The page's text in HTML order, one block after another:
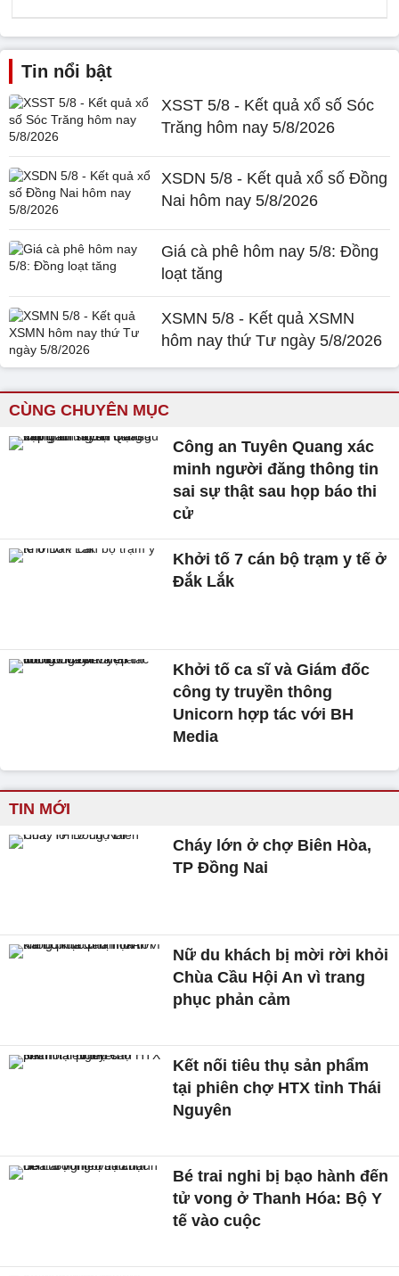
Tin nổi bật
XSST 5/8 - Kết quả xổ số Sóc
Trăng hôm nay 5/8/2026
XSDN 5/8 - Kết quả xổ số Đồng
Nai hôm nay 5/8/2026
Giá cà phê hôm nay 5/8: Đồng
loạt tăng
XSMN 5/8 - Kết quả XSMN
hôm nay thứ Tư ngày 5/8/2026
CÙNG CHUYÊN MỤC
Công an Tuyên Quang xác
minh người đăng thông tin
sai sự thật sau họp báo thi
cử
Khởi tố 7 cán bộ trạm y tế ở
Đắk Lắk
Khởi tố ca sĩ và Giám đốc
công ty truyền thông
Unicorn hợp tác với BH
Media
TIN MỚI
Cháy lớn ở chợ Biên Hòa,
TP Đồng Nai
Nữ du khách bị mời rời khỏi
Chùa Cầu Hội An vì trang
phục phản cảm
Kết nối tiêu thụ sản phẩm
tại phiên chợ HTX tỉnh Thái
Nguyên
Bé trai nghi bị bạo hành đến
tử vong ở Thanh Hóa: Bộ Y
tế vào cuộc